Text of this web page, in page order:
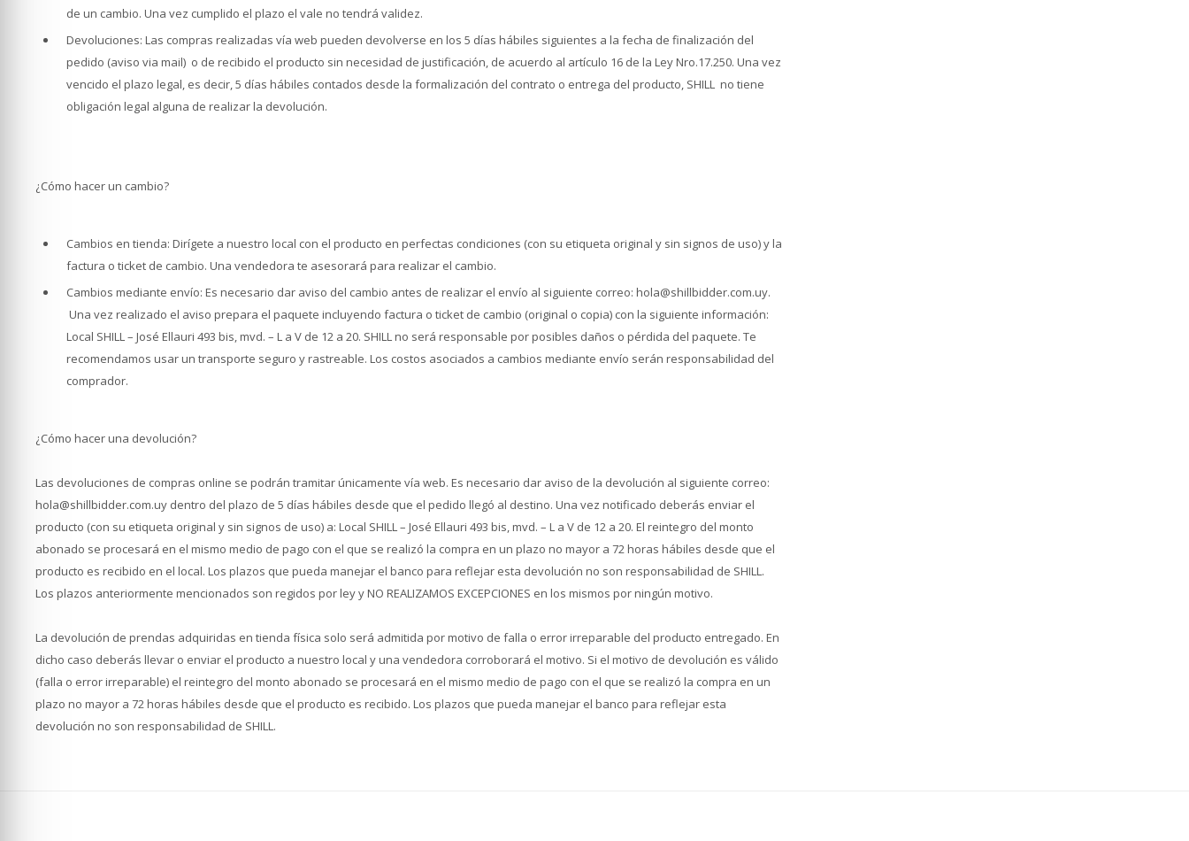
de un cambio. Una vez cumplido el plazo el vale no tendrá validez.
Devoluciones: Las compras realizadas vía web pueden devolverse en los 5 días hábiles siguientes a la fecha de finalización del
pedido (aviso via mail) o de recibido el producto sin necesidad de justificación, de acuerdo al artículo 16 de la Ley Nro.17.250. Una vez
vencido el plazo legal, es decir, 5 días hábiles contados desde la formalización del contrato o entrega del producto, SHILL no tiene
obligación legal alguna de realizar la devolución.
¿Cómo hacer un cambio?
Cambios en tienda: Dirígete a nuestro local con el producto en perfectas condiciones (con su etiqueta original y sin signos de uso) y la
factura o ticket de cambio. Una vendedora te asesorará para realizar el cambio.
Cambios mediante envío: Es necesario dar aviso del cambio antes de realizar el envío al siguiente correo: hola@shillbidder.com.uy.
Una vez realizado el aviso prepara el paquete incluyendo factura o ticket de cambio (original o copia) con la siguiente información:
Local SHILL – José Ellauri 493 bis, mvd. – L a V de 12 a 20. SHILL no será responsable por posibles daños o pérdida del paquete. Te
recomendamos usar un transporte seguro y rastreable. Los costos asociados a cambios mediante envío serán responsabilidad del
comprador.
¿Cómo hacer una devolución?
Las devoluciones de compras online se podrán tramitar únicamente vía web. Es necesario dar aviso de la devolución al siguiente correo:
hola@shillbidder.com.uy dentro del plazo de 5 días hábiles desde que el pedido llegó al destino. Una vez notificado deberás enviar el
producto (con su etiqueta original y sin signos de uso) a: Local SHILL – José Ellauri 493 bis, mvd. – L a V de 12 a 20. El reintegro del monto
abonado se procesará en el mismo medio de pago con el que se realizó la compra en un plazo no mayor a 72 horas hábiles desde que el
producto es recibido en el local. Los plazos que pueda manejar el banco para reflejar esta devolución no son responsabilidad de SHILL.
Los plazos anteriormente mencionados son regidos por ley y NO REALIZAMOS EXCEPCIONES en los mismos por ningún motivo.
La devolución de prendas adquiridas en tienda física solo será admitida por motivo de falla o error irreparable del producto entregado. En
dicho caso deberás llevar o enviar el producto a nuestro local y una vendedora corroborará el motivo. Si el motivo de devolución es válido
(falla o error irreparable) el reintegro del monto abonado se procesará en el mismo medio de pago con el que se realizó la compra en un
plazo no mayor a 72 horas hábiles desde que el producto es recibido. Los plazos que pueda manejar el banco para reflejar esta
devolución no son responsabilidad de SHILL.